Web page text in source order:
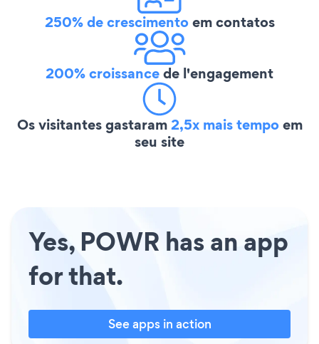
250% de crescimentoem contatos
200% croissancede l'engagement
Os visitantes gastaram2,5x mais tempoem
seu site
Yes, POWR has an app
for that.
See apps in action